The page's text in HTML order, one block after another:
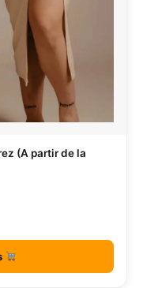
(A partir de la